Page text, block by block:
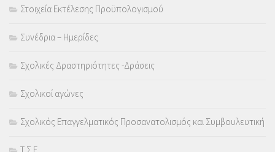
Στοιχεία Εκτέλεσης Προϋπολογισμού
Συνέδρια – Ημερίδες
Σχολικές Δραστηριότητες -Δράσεις
Σχολικοί αγώνες
Σχολικός Επαγγελματικός Προσανατολισμός και Συμβουλευτική